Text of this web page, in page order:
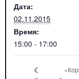
Дата:
02.11.2015
Время:
15:00 - 17:00